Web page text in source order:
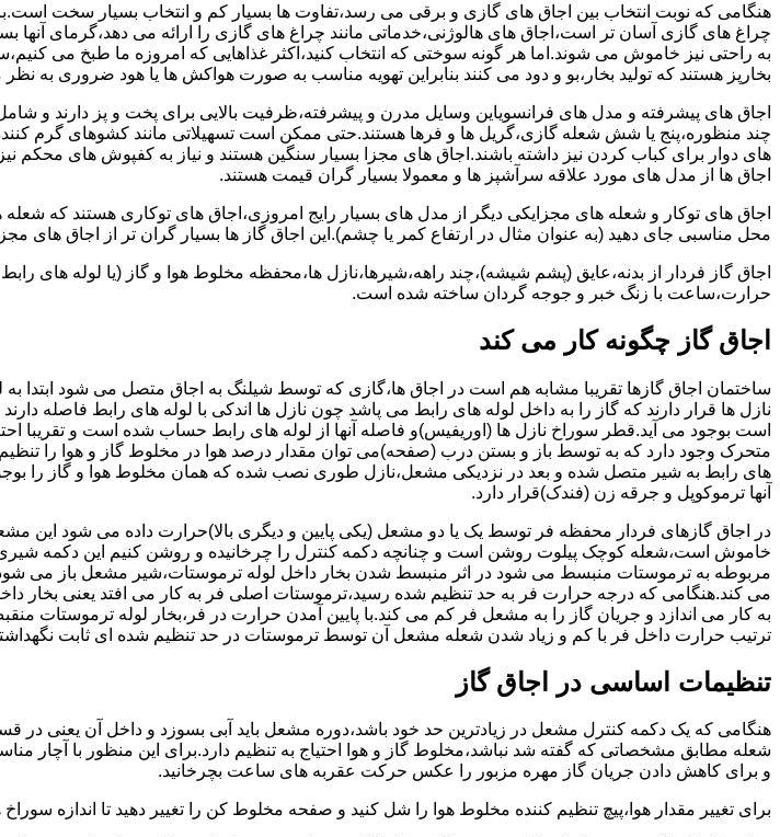
هنگامی که نوبت انتخاب بین اجاق های گازی و برقی می رسد،تفاوت ها بسیار کم و انتخاب بسیار سخت است.با
چراغ های گازی آسان تر است،اجاق های هالوژنی،خدماتی مانند چراغ های گازی را ارائه می دهد،گرمای آنها
به راحتی نیز خاموش می شوند.اما هر گونه سوختی که انتخاب کنید،اکثر غذاهایی که امروزه ما طبخ می
بخارپز هستند که تولید بخار،بو و دود می کنند بنابراین تهویه مناسب به صورت هواکش ها یا هود ضروری به
اجاق های پیشرفته و مدل های فرانسویاین وسایل مدرن و پیشرفته،ظرفیت بالایی برای پخت و پز دارند و
چند منظوره،پنج یا شش شعله گازی،گریل ها و فرها هستند.حتی ممکن است تسهیلاتی مانند کشوهای گرم
های دوار برای کباب کردن نیز داشته باشند.اجاق های مجزا بسیار سنگین هستند و نیاز به کفپوش های محکم نیز
اجاق ها از مدل های مورد علاقه سرآشپز ها و معمولا بسیار گران قیمت هستند.
اجاق های توکار و شعله های مجزایکی دیگر از مدل های بسیار رایج امروزی،اجاق های توکاری هستند که
محل مناسبی جای دهید (به عنوان مثال در ارتفاع کمر یا چشم).این اجاق گاز ها بسیار گران تر از اجاق های
اجاق گاز فردار از بدنه،عایق (پشم شیشه)،چند راهه،شیرها،نازل ها،محفظه مخلوط هوا و گاز (یا لوله
حرارت،ساعت با زنگ خبر و جوجه گردان ساخته شده است.
اجاق گاز چگونه کار می کند
ساختمان اجاق گازها تقریبا مشابه هم است در اجاق ها،گازی که توسط شیلنگ به اجاق متصل می شود ابتدا
نازل ها قرار دارند که گاز را به داخل لوله های رابط می پاشد چون نازل ها اندکی با لوله های رابط فاصله
است بوجود می آید.قطر سوراخ نازل ها (اوریفیس)و فاصله آنها از لوله های رابط حساب شده است و تقریبا
متحرک وجود دارد که به توسط باز و بستن درب (صفحه)می توان مقدار درصد هوا در مخلوط گاز و هوا را
های رابط به شیر متصل شده و بعد در نزدیکی مشعل،نازل طوری نصب شده که همان مخلوط هوا و گاز را
آنها ترموکوپل و جرقه زن (فندک)قرار دارد.
در اجاق گازهای فردار محفظه فر توسط یک یا دو مشعل (یکی پایین و دیگری بالا)حرارت داده می شود این
خاموش است،شعله کوچک پیلوت روشن است و چنانچه دکمه کنترل را چرخانیده و روشن کنیم این دکمه شیری
مربوطه به ترموستات منبسط می شود در اثر منبسط شدن بخار داخل لوله ترموستات،شیر مشعل باز می
می کند.هنگامی که درجه حرارت فر به حد تنظیم شده رسید،ترموستات اصلی فر به کار می افتد یعنی بخار
به کار می اندازد و جریان گاز را به مشعل فر کم می کند.با پایین آمدن حرارت در فر،بخار لوله ترموستات
ترتیب حرارت داخل فر با کم و زیاد شدن شعله مشعل آن توسط ترموستات در حد تنظیم شده ای ثابت
تنظیمات اساسی در اجاق گاز
شعله مطابق مشخصاتی که گفته شد نباشد،مخلوط گاز و هوا احتیاج به تنظیم دارد.برای این منظور با آچار
و برای کاهش دادن جریان گاز مهره مزبور را عکس حرکت عقربه های ساعت بچرخانید.
برای تغییر مقدار هوا،پیچ تنظیم کننده مخلوط هوا را شل کنید و صفحه مخلوط کن را تغییر دهید تا اندازه